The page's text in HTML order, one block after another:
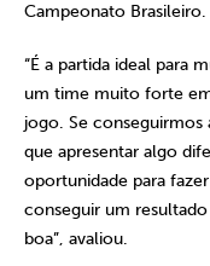
Campeonato Brasileiro.
“É a partida ideal para
um time muito forte
jogo. Se conseguirmos
que apresentar algo
oportunidade para
conseguir um
boa”, avaliou.